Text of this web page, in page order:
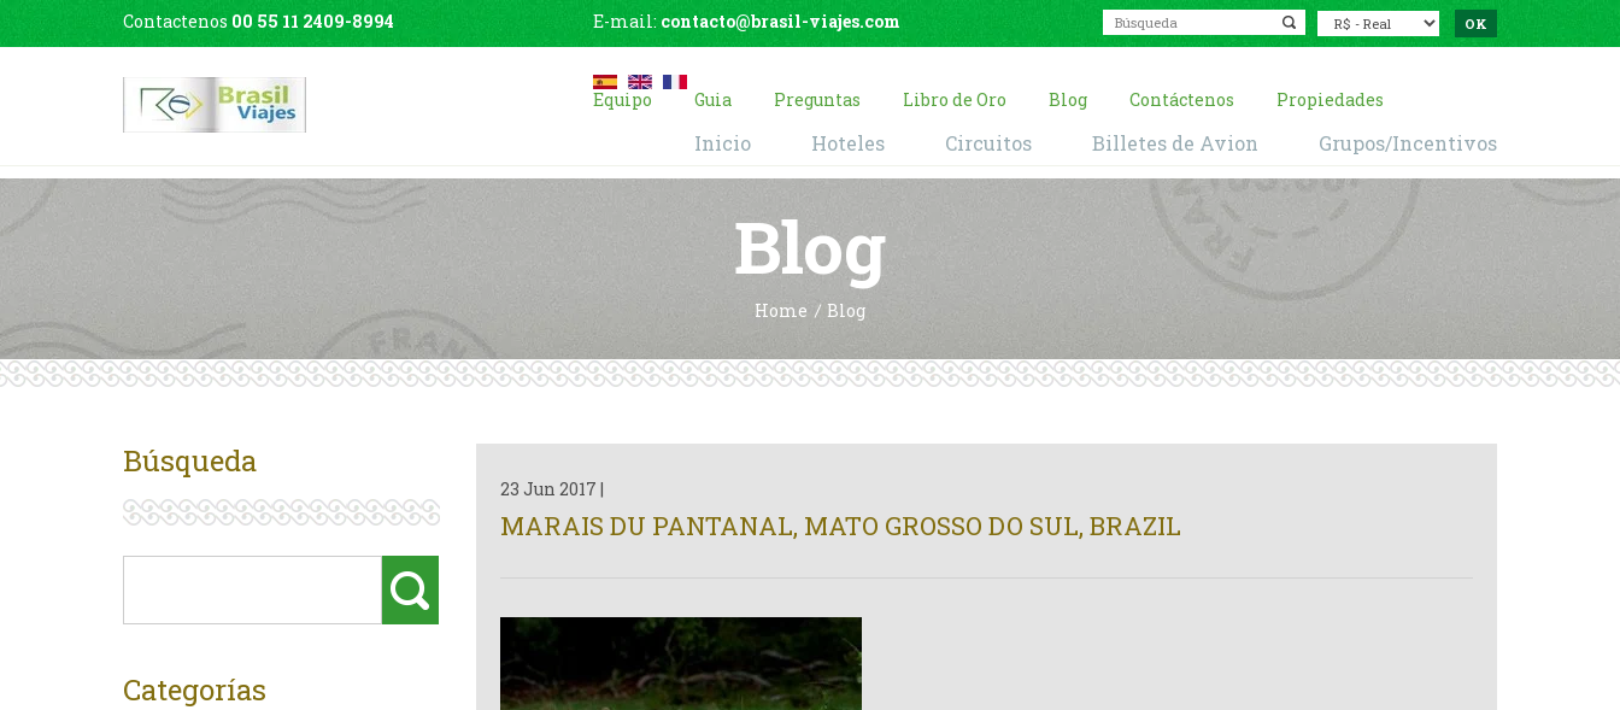
Contactenos 00 55 11 2409-8994 E-mail: contacto@brasil-viajes.com
Equipo Guia Preguntas Libro de Oro Blog Contáctenos Propiedades
Inicio Hoteles Circuitos Billetes de Avion Grupos/Incentivos
Blog
Home Blog
Búsqueda
Categorías
23 Jun 2017 |
MARAIS DU PANTANAL, MATO GROSSO DO SUL, BRAZIL